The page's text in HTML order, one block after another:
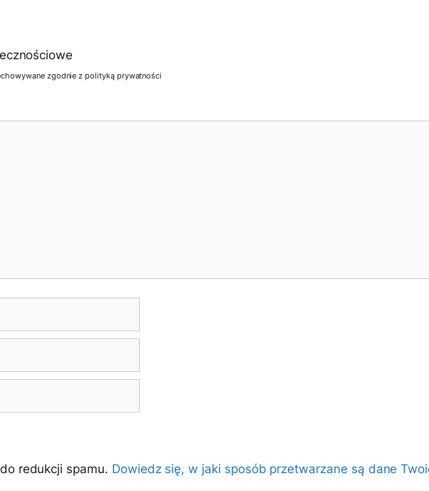
zgodnie z polityką prywatności
redukcji spamu. Dowiedz się, w jaki sposób przetwarzane są dane